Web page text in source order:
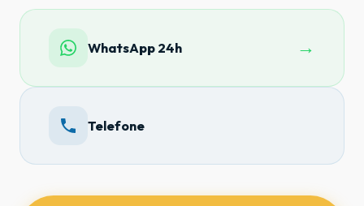
WhatsApp 24h →
Telefone